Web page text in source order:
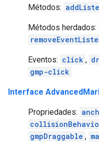
Métodos:
Métodos herdados:
Eventos: click ,
gmp-click
Interface
Propriedades:
gmpDraggable ,